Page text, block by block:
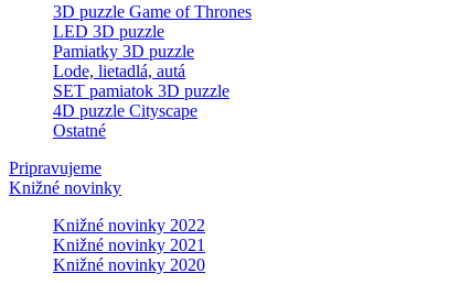
3D puzzle Game of Thrones
LED 3D puzzle
Pamiatky 3D puzzle
Lode, lietadlá, autá
SET pamiatok 3D puzzle
4D puzzle Cityscape
Ostatné
Pripravujeme
Knižné novinky
Knižné novinky 2022
Knižné novinky 2021
Knižné novinky 2020